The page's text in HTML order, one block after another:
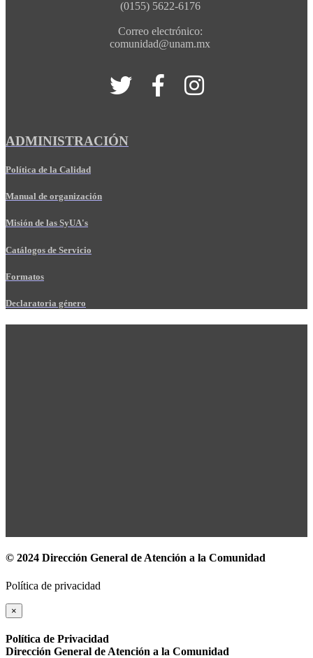
(0155) 5622-6176
Correo electrónico:
comunidad@unam.mx
ADMINISTRACIÓN
Política de la Calidad
Manual de organización
Misión de las SyUA's
Catálogos de Servicio
Formatos
Declaratoria género
© 2024 Dirección General de Atención a la Comunidad
Política de privacidad
×
Política de Privacidad
Dirección General de Atención a la Comunidad